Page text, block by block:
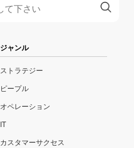
ジャンル
ストラテジー
ピープル
オペレーション
IT
カスタマーサクセス